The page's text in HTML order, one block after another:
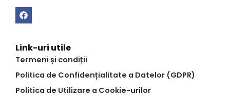
Link-uri utile
Termeni și condiții
Politica de Confidențialitate a Datelor (GDPR)
Politica de Utilizare a Cookie-urilor